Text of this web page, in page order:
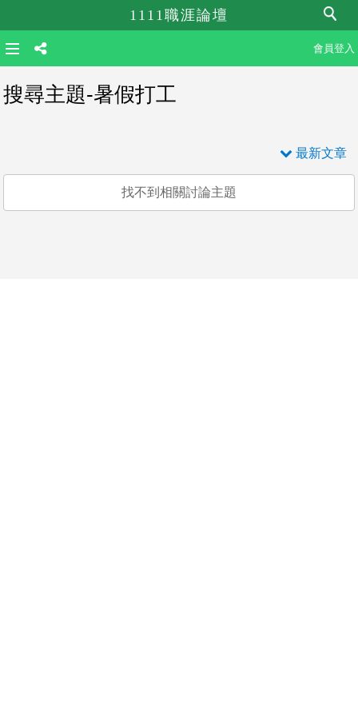
1111職涯論壇
會員登入
搜尋主題-暑假打工
最新文章
找不到相關討論主題